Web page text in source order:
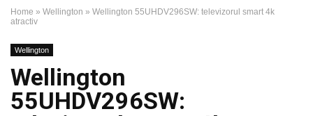
Home » Wellington » Wellington 55UHDV296SW: televizorul smart 4k
atractiv
Wellington
Wellington
55UHDV296SW: